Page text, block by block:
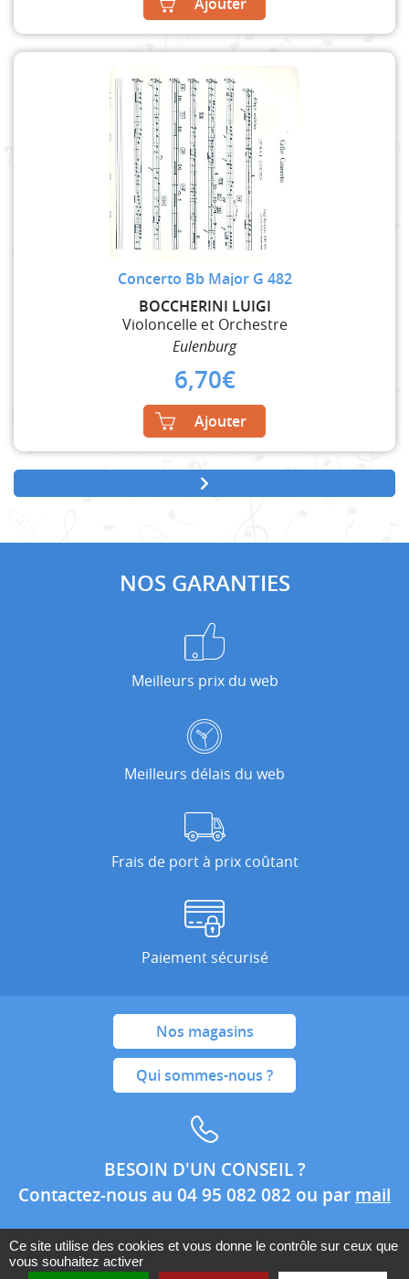
Concerto Bb Major G 482
BOCCHERINI LUIGI
Violoncelle et Orchestre
Eulenburg
6,70€
Ajouter
NOS GARANTIES
Meilleurs prix du web
Meilleurs délais du web
Frais de port à prix coûtant
Paiement sécurisé
Nos magasins
Qui sommes-nous ?
BESOIN D'UN CONSEIL ?
Contactez-nous au 04 95 082 082 ou par mail
Ce site utilise des cookies et vous donne le contrôle sur ceux que
vous souhaitez activer